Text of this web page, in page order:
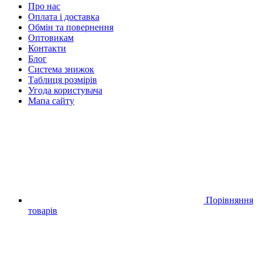
Про нас
Оплата і доставка
Обмін та повернення
Оптовикам
Контакти
Блог
Система знижок
Таблиця розмірів
Угода користувача
Мапа сайту
Порівняння
товарів